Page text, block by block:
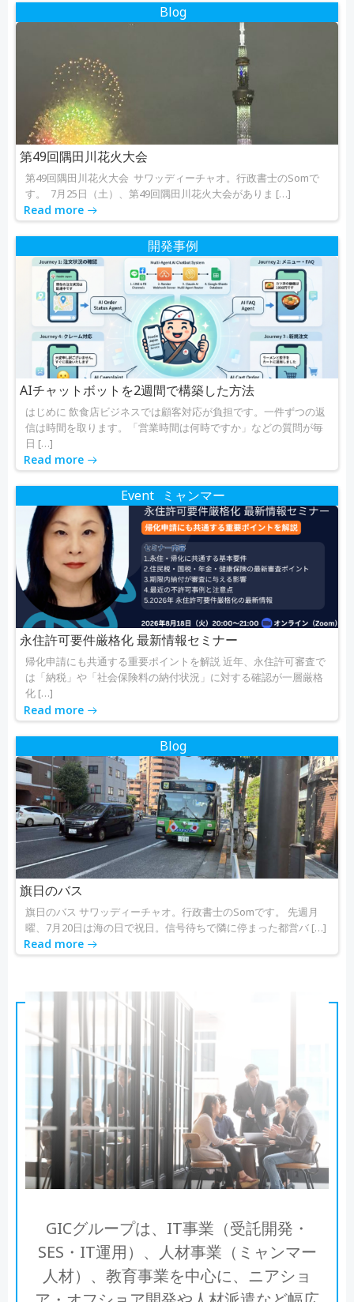
ゲ
シ
ョ
ン
ゲ
ン
Blog
第49回隅田川花火大会
第49回隅田川花火大会 サワッディーチャオ。行政書士のSomで
す。 7月25日（土）、第49回隅田川花火大会がありま […]
Read more
開発事例
AIチャットボットを2週間で構築した方法
はじめに 飲食店ビジネスでは顧客対応が負担です。一件ずつの返
信は時間を取ります。「営業時間は何時ですか」などの質問が毎
日 […]
Read more
Event ミャンマー
永住許可要件厳格化 最新情報セミナー
帰化申請にも共通する重要ポイントを解説 近年、永住許可審査で
は「納税」や「社会保険料の納付状況」に対する確認が一層厳格
化 […]
Read more
Blog
旗日のバス
旗日のバス サワッディーチャオ。行政書士のSomです。 先週月
曜、7月20日は海の日で祝日。信号待ちで隣に停まった都営バ […]
Read more
GICグループは、IT事業（受託開発・
SES・IT運用）、人材事業（ミャンマー
人材）、教育事業を中心に、ニアショ